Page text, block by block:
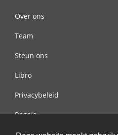
Over ons
Team
Steun ons
Libro
Privacybeleid
Regels